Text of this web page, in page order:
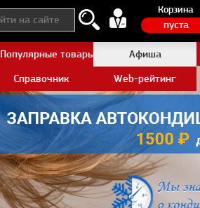
Корзина
пуста
Популярные товары AliexpressАфиша
Справочник
Web-рейтинг